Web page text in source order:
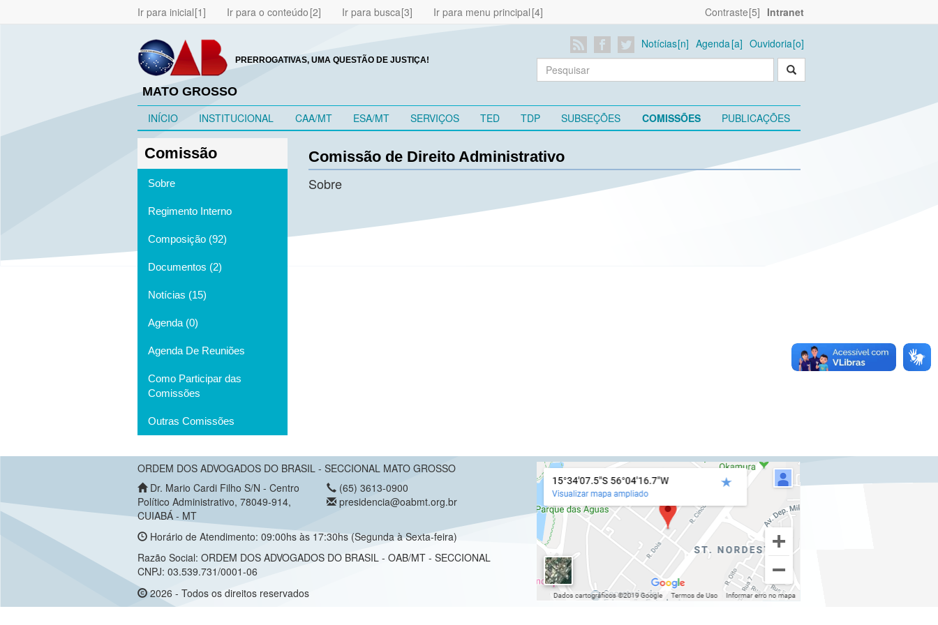
Ir para inicial Ir para o conteúdo Ir para busca Ir para menu principal Contraste Intranet
PRERROGATIVAS, UMA QUESTÃO DE JUSTIÇA!
MATO GROSSO
Notícias Agenda Ouvidoria
INÍCIO INSTITUCIONAL CAA/MT ESA/MT SERVIÇOS TED TDP SUBSEÇÕES COMISSÕES PUBLICAÇÕES
Comissão
Sobre
Regimento Interno
Composição (92)
Documentos (2)
Notícias (15)
Agenda (0)
Agenda De Reuniões
Como Participar das
Comissões
Outras Comissões
Comissão de Direito Administrativo
Sobre
ORDEM DOS ADVOGADOS DO BRASIL - SECCIONAL MATO GROSSO
Dr. Mario Cardi Filho S/N - Centro
Político Administrativo, 78049-914,
CUIABÁ - MT
(65) 3613-0900
presidencia@oabmt.org.br
Horário de Atendimento: 09:00hs às 17:30hs (Segunda à Sexta-feira)
Razão Social: ORDEM DOS ADVOGADOS DO BRASIL - OAB/MT - SECCIONAL
CNPJ: 03.539.731/0001-06
2026 - Todos os direitos reservados